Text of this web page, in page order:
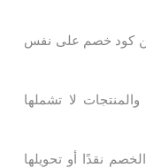
من كود خصم على نفس
والمنتجات لا تشملها
نقدًا أو تحويلها